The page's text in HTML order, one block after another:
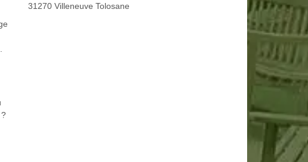
31270 Villeneuve Tolosane